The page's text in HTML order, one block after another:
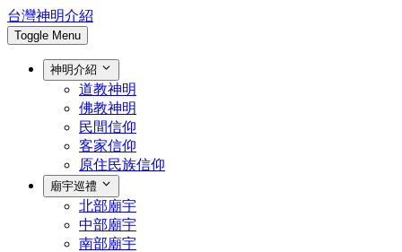
台灣神明介紹
Toggle Menu
神明介紹
道教神明
佛教神明
民間信仰
客家信仰
原住民族信仰
廟宇巡禮
北部廟宇
中部廟宇
南部廟宇